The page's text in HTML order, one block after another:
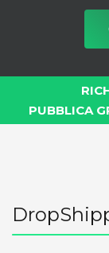
PUBBLICA